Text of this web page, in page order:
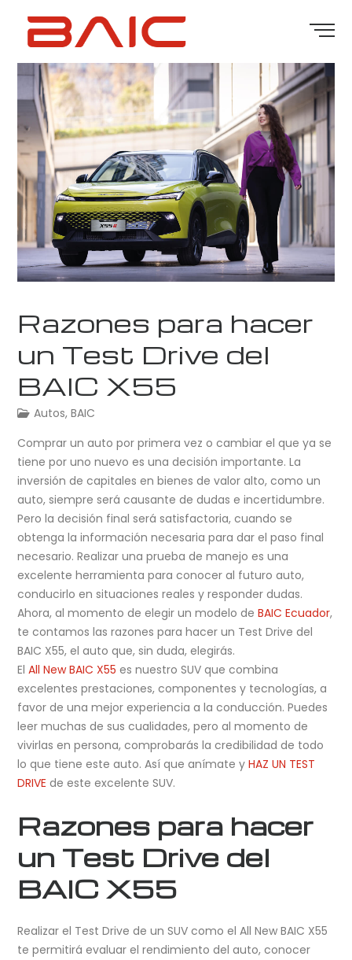
Razones para hacer
un Test Drive del
BAIC X55
Autos,BAIC
Comprar un auto por primera vez o cambiar el que ya se
tiene por uno nuevo es una decisión importante. La
inversión de capitales en bienes de valor alto, como un
auto, siempre será causante de dudas e incertidumbre.
Pero la decisión final será satisfactoria, cuando se
obtenga la información necesaria para dar el paso final
necesario. Realizar una prueba de manejo es una
excelente herramienta para conocer al futuro auto,
conducirlo en situaciones reales y responder dudas.
Ahora, al momento de elegir un modelo deBAIC Ecuador,
te contamos las razones para hacer un Test Drive del
BAIC X55, el auto que, sin duda, elegirás.
ElAll New BAIC X55 es nuestro SUV que combina
excelentes prestaciones, componentes y tecnologías, a
favor de una mejor experiencia a la conducción. Puedes
leer muchas de sus cualidades, pero al momento de
vivirlas en persona, comprobarás la credibilidad de todo
lo que tiene este auto. Así que anímate yHAZ UN TEST
DRIVE de este excelente SUV.
Razones para hacer
un Test Drive del
BAIC X55
Realizar el Test Drive de un SUV como el All New BAIC X55
te permitirá evaluar el rendimiento del auto, conocer